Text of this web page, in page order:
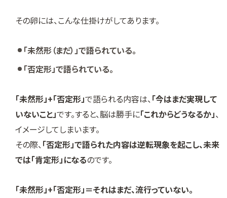
その卵には、こんな仕掛けがしてあります。
「未然形（まだ）」で語られている。
「否定形」で語られている。
「未然形」+「否定形」で語られる内容は、 「今はまだ実現して
いないこと」です。すると、脳は勝手に「これからどうなるか」、
イメージしてしまいます。
その際、 「否定形」で語られた内容は逆転現象を起こし、未来
では「肯定形」になるのです。
「未然形」+「否定形」＝それはまだ、流行っていない。